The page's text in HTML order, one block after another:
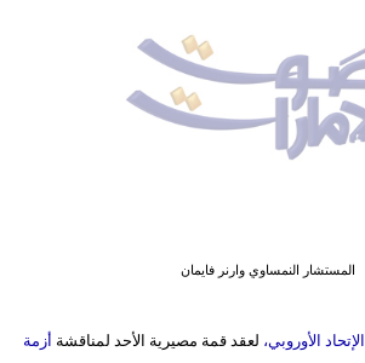
إسلامية
المستشار النمساوي وارنر فايمان
الإتحاد الأوروبي، لعقد قمة مصيرية الأحد لمناقشة أزمة